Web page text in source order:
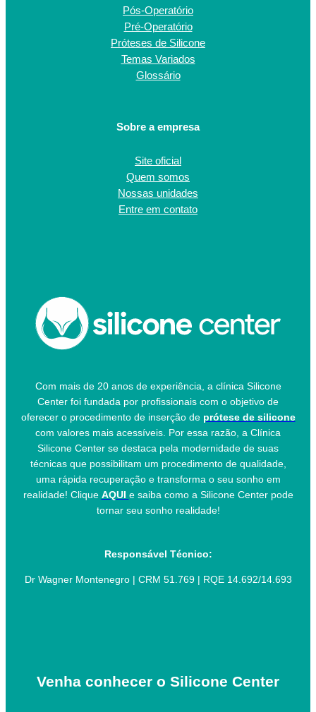
Pós-Operatório
Pré-Operatório
Próteses de Silicone
Temas Variados
Glossário
Sobre a empresa
Site oficial
Quem somos
Nossas unidades
Entre em contato
Com mais de 20 anos de experiência, a clínica Silicone
Center foi fundada por profissionais com o objetivo de
oferecer o procedimento de inserção de prótese de silicone
com valores mais acessíveis. Por essa razão, a Clínica
Silicone Center se destaca pela modernidade de suas
técnicas que possibilitam um procedimento de qualidade,
uma rápida recuperação e transforma o seu sonho em
realidade! Clique AQUI e saiba como a Silicone Center pode
tornar seu sonho realidade!
Responsável Técnico:
Dr Wagner Montenegro | CRM 51.769 | RQE 14.692/14.693
Venha conhecer o Silicone Center